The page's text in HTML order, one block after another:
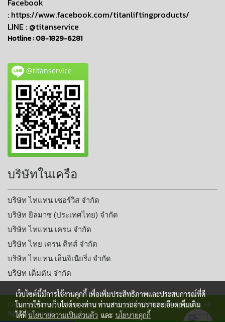
Facebook
: https://www.facebook.com/titanliftingproducts/
LINE : @titanservice
Hotline :08-1829-6281
@titanservice
บริษัทในเครือ
บริษัท ไทแทน เซอร์วิส จำกัด
บริษัท ยิลมาซ (ประเทศไทย) จำกัด
บริษัท ไทแทน เครน จำกัด
บริษัท ไทย เครน คิทส์ จำกัด
บริษัท ไทแทน เอ็นจิเนียริ่ง จำกัด
บริษัท เต็มตัน จำกัด
Copyrighttitanliftingproducts.com by TITAN SERVICE CO., LTD. All
Rights Reserved.
เว็บไซต์นี้มีการใช้งานคุกกี้ เพื่อเพิ่มประสิทธิภาพและประสบการณ์ที่ดี
ในการใช้งานเว็บไซต์ของท่าน ท่านสามารถอ่านรายละเอียดเพิ่มเติม
ได้ที่นโยบายความเป็นส่วนตัว และ นโยบายคุกกี้